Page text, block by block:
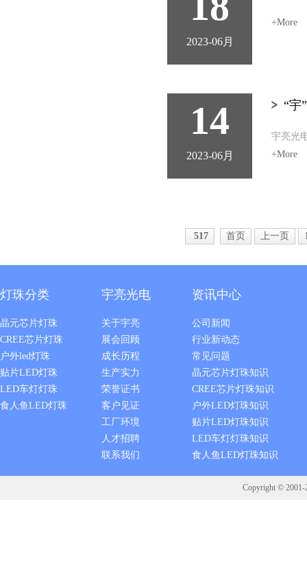
2023-06月
+More
14
2023-06月
“宇
宇亮光
+More
517 首页 上一页
灯珠分类
晶元芯片灯珠
CREE芯片灯珠
户外led灯珠
贴片LED灯珠
LED车灯灯珠
食人鱼LED灯珠
宇亮光电
关于宇亮
展会回顾
成长历程
生产实力
荣誉证书
客户见证
工厂环境
人才招聘
联系我们
资讯中心
公司新闻
行业新动态
常见问题
晶元芯片灯珠知识
CREE芯片灯珠知识
户外LED灯珠知识
贴片LED灯珠知识
LED车灯灯珠知识
食人鱼LED灯珠知识
Copyright ©